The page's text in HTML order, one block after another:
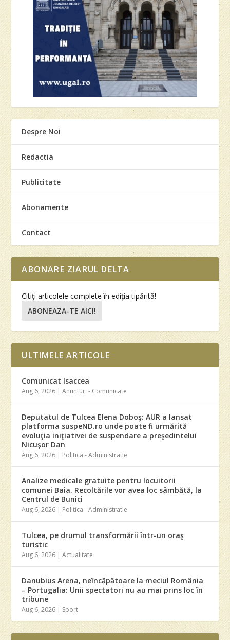
Despre Noi
Redactia
Publicitate
Abonamente
Contact
ABONARE ZIARUL DELTA
Citiţi articolele complete în ediţia tipărită!
ABONEAZA-TE AICI!
ULTIMELE ARTICOLE
Comunicat Isaccea
Aug 6, 2026 |Anunturi - Comunicate
Deputatul de Tulcea Elena Doboş: AUR a lansat
platforma suspeND.ro unde poate fi urmărită
evoluţia iniţiativei de suspendare a preşedintelui
Nicuşor Dan
Aug 6, 2026 | Politica - Administratie
Analize medicale gratuite pentru locuitorii
comunei Baia. Recoltările vor avea loc sâmbătă, la
Centrul de Bunici
Aug 6, 2026 | Politica - Administratie
Tulcea, pe drumul transformării într-un oraş
turistic
Aug 6, 2026 |Actualitate
Danubius Arena, neîncăpătoare la meciul România
– Portugalia: Unii spectatori nu au mai prins loc în
tribune
Aug 6, 2026 | Sport